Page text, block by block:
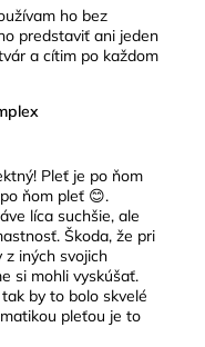
ho bez
predstaviť ani jeden
a cítim po každom
Pleť je po ňom
ňom pleť 😊.
líca suchšie, ale
Škoda, že pri
z iných svojich
si mohli vyskúšať.
by to bolo skvelé
pleťou je to